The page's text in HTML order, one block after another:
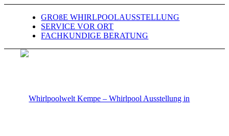
GROßE WHIRLPOOLAUSSTELLUNG
SERVICE VOR ORT
FACHKUNDIGE BERATUNG